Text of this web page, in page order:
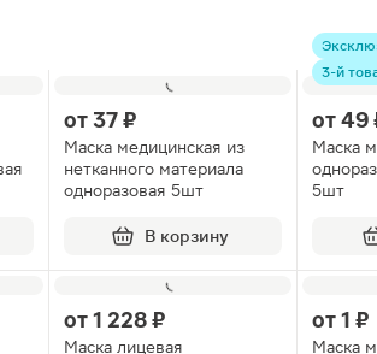
от37 ₽
Маска медицинская из
нетканного материала
одноразовая 5шт
В корзину
3-й
от49
Маска
5шт
от1 228 ₽
Маска лицевая
от1 ₽
Маска